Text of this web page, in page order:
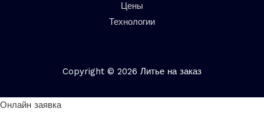
Цены
Технологии
Copyright © 2026 Литье на заказ
Онлайн заявка